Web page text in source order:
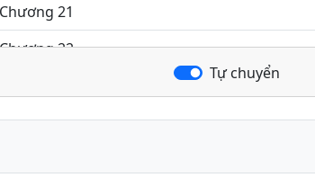
21
22
24
Tự chuyển